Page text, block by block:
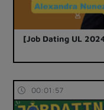
[Job Dating UL
00:01:57